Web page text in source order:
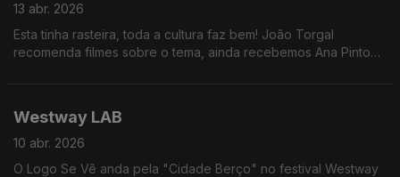
13 abr. 2026
Esta tinha rasteira, toda a cultura faz bem! João Torgal
recomenda filmes sobre o tema, ainda recebemos Ana Pinto
Westway LAB
10 abr. 2026
O Logo Se Vê anda pela "Cidade Berço" no festival Westway